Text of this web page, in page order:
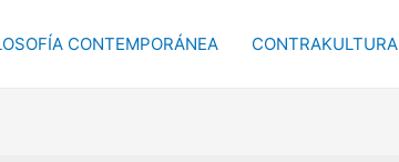
CONTEMPORÁNEA CONTRAKULTURA